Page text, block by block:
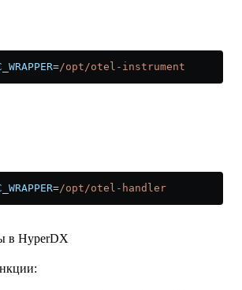
=/opt/otel-instrument
=/opt/otel-handler
в HyperDX